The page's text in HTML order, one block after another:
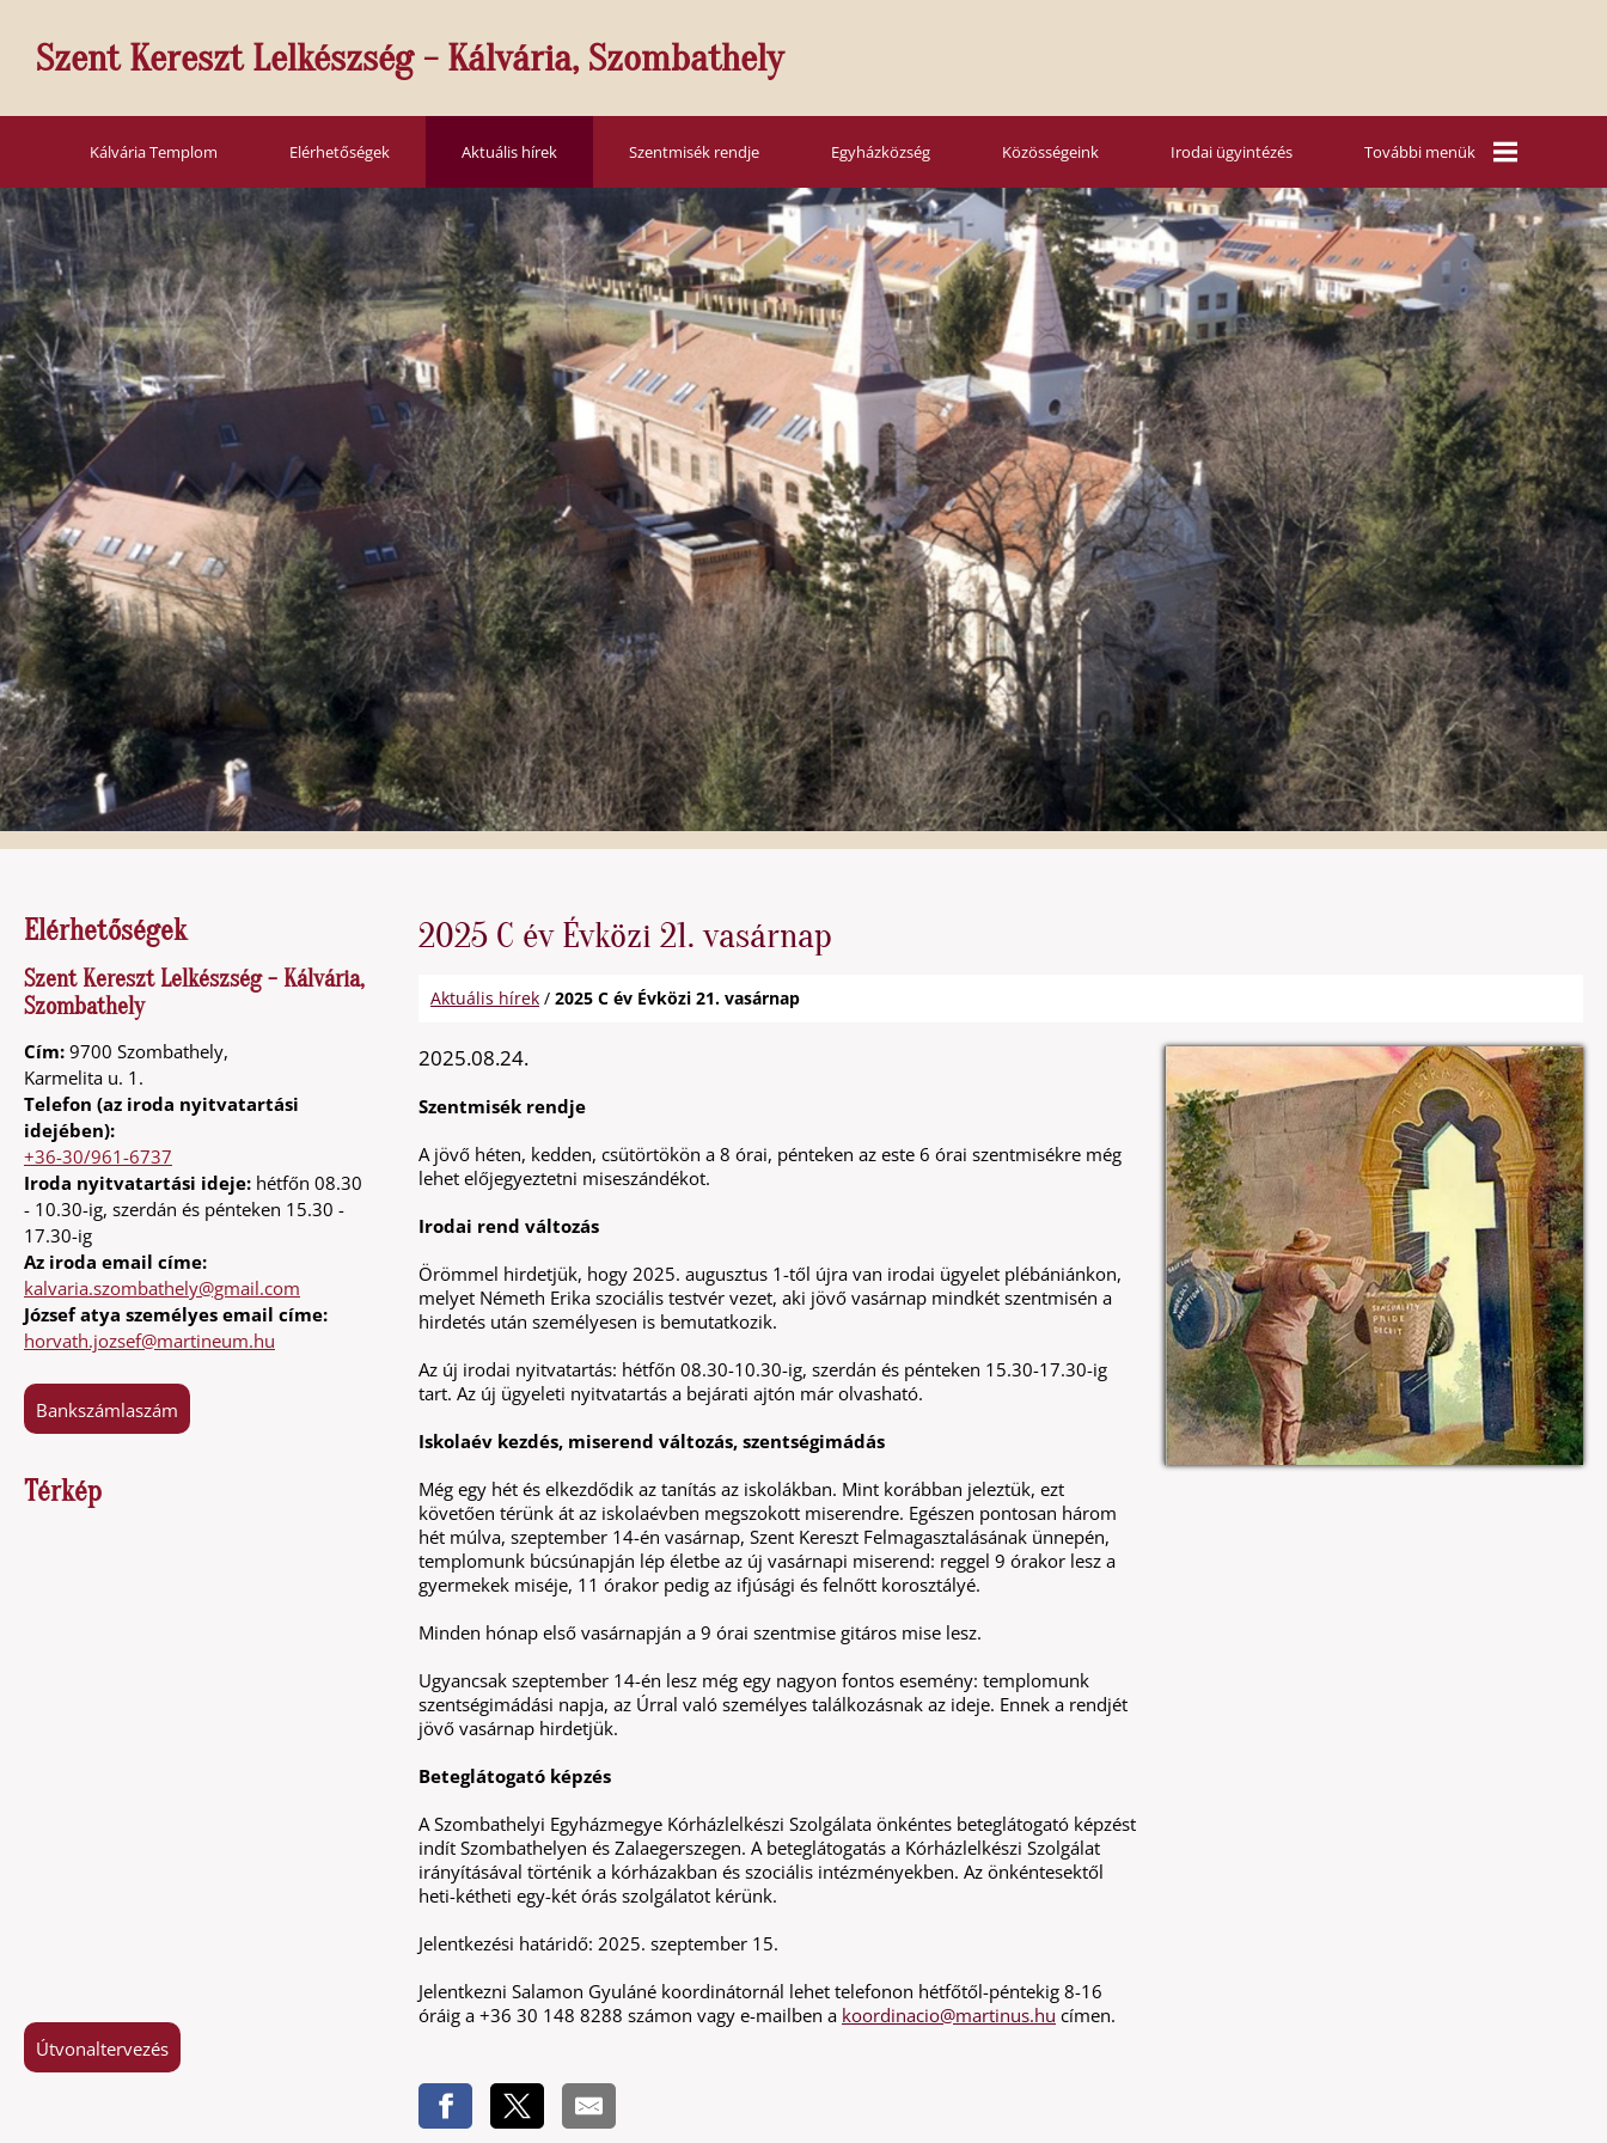
Szent Kereszt Lelkészség - Kálvária, Szombathely
Kálvária Templom Elérhetőségek Aktuális hírek Szentmisék rendje Egyházközség Közösségeink Irodai ügyintézés További menük
Mária Rádió
Vasárnapi
szentbeszédek
Nyári táboraink
Hitoktatás
Galéria
Elérhetőségek
Szent Kereszt Lelkészség - Kálvária,
Szombathely
Cím: 9700 Szombathely,
Karmelita u. 1.
Telefon (az iroda nyitvatartási
idejében):
+36-30/961-6737
Iroda nyitvatartási ideje: hétfőn 08.30
- 10.30-ig, szerdán és pénteken 15.30 -
17.30-ig
Az iroda email címe:
kalvaria.szombathely@gmail.com
József atya személyes email címe:
horvath.jozsef@martineum.hu
Bankszámlaszám
Térkép
Útvonaltervezés
2025 C év Évközi 21. vasárnap
Aktuális hírek / 2025 C év Évközi 21. vasárnap
2025.08.24.
Szentmisék rendje
A jövő héten, kedden, csütörtökön a 8 órai, pénteken az este 6 órai szentmisékre még
lehet előjegyeztetni miseszándékot.
Irodai rend változás
Örömmel hirdetjük, hogy 2025. augusztus 1-től újra van irodai ügyelet plébániánkon,
melyet Németh Erika szociális testvér vezet, aki jövő vasárnap mindkét szentmisén a
hirdetés után személyesen is bemutatkozik.
Az új irodai nyitvatartás: hétfőn 08.30-10.30-ig, szerdán és pénteken 15.30-17.30-ig
tart. Az új ügyeleti nyitvatartás a bejárati ajtón már olvasható.
Iskolaév kezdés, miserend változás, szentségimádás
Még egy hét és elkezdődik az tanítás az iskolákban. Mint korábban jeleztük, ezt
követően térünk át az iskolaévben megszokott miserendre. Egészen pontosan három
hét múlva, szeptember 14-én vasárnap, Szent Kereszt Felmagasztalásának ünnepén,
templomunk búcsúnapján lép életbe az új vasárnapi miserend: reggel 9 órakor lesz a
gyermekek miséje, 11 órakor pedig az ifjúsági és felnőtt korosztályé.
Minden hónap első vasárnapján a 9 órai szentmise gitáros mise lesz.
Ugyancsak szeptember 14-én lesz még egy nagyon fontos esemény: templomunk
szentségimádási napja, az Úrral való személyes találkozásnak az ideje. Ennek a rendjét
jövő vasárnap hirdetjük.
Beteglátogató képzés
A Szombathelyi Egyházmegye Kórházlelkészi Szolgálata önkéntes beteglátogató képzést
indít Szombathelyen és Zalaegerszegen. A beteglátogatás a Kórházlelkészi Szolgálat
irányításával történik a kórházakban és szociális intézményekben. Az önkéntesektől
heti-kétheti egy-két órás szolgálatot kérünk.
Jelentkezési határidő: 2025. szeptember 15.
Jelentkezni Salamon Gyuláné koordinátornál lehet telefonon hétfőtől-péntekig 8-16
óráig a +36 30 148 8288 számon vagy e-mailben a koordinacio@martinus.hu címen.